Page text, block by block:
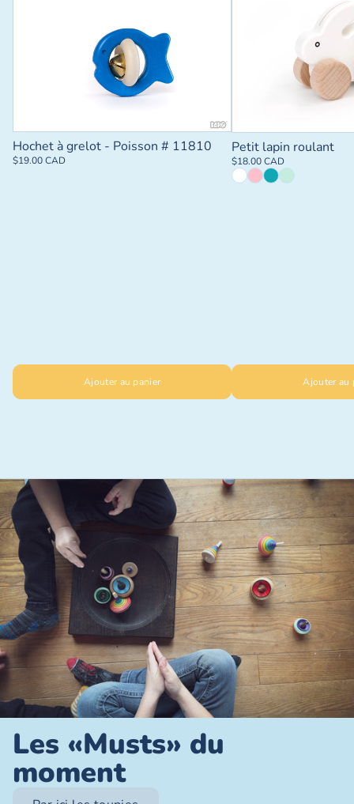
Hochet à grelot - Poisson # 11810
$19.00 CAD
Ajouter au panier
Petit lapin roulant
$18.00 CAD
Ajouter au
Les «Musts» du
moment